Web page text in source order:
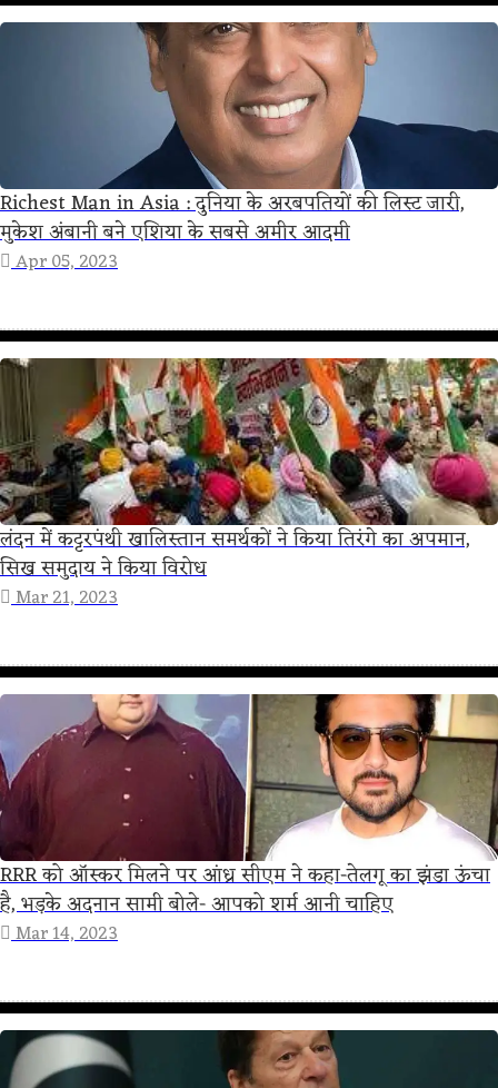
Richest Man in Asia : दुनिया के अरबपतियों की लिस्ट जारी,
मुकेश अंबानी बने एशिया के सबसे अमीर आदमी
Apr 05, 2023
लंदन में कट्टरपंथी खालिस्तान समर्थकों ने किया तिरंगे का अपमान,
सिख समुदाय ने किया विरोध
Mar 21, 2023
RRR को ऑस्कर मिलने पर आंध्र सीएम ने कहा-तेलगू का झंडा ऊंचा
है, भड़के अदनान सामी बोले- आपको शर्म आनी चाहिए
Mar 14, 2023